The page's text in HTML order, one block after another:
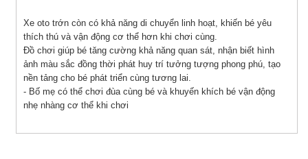
Xe oto trớn còn có khả năng di chuyển linh hoạt, khiến bé yêu
thích thú và vận động cơ thể hơn khi chơi cùng.
Đồ chơi giúp bé tăng cường khả năng quan sát, nhận biết hình
ảnh màu sắc đồng thời phát huy trí tưởng tượng phong phú, tạo
nền tảng cho bé phát triển cùng tương lai.
- Bố mẹ có thể chơi đùa cùng bé và khuyến khích bé vận động
nhẹ nhàng cơ thể khi chơi